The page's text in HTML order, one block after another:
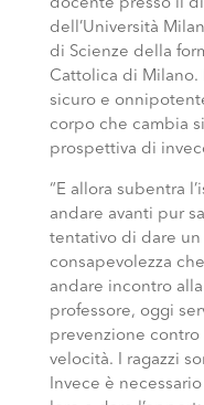
docente presso il
dell’Università
di Scienze della
Cattolica di
sicuro e
corpo che cambia
prospettiva di
“E allora subentra
andare avanti pur
tentativo di dare un
consapevolezza
andare incontro
professore, oggi
prevenzione contro
velocità. I ragazzi
Invece è